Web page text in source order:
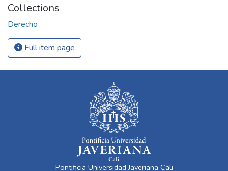
Collections
Derecho
Full item page
Pontificia Universidad Javeriana Cali